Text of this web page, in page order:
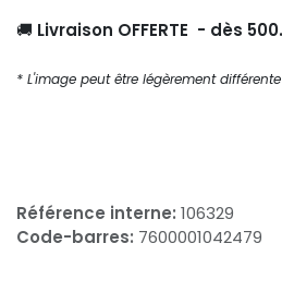
🚚 Livraison OFFERTE - dès
* L'image peut être légèrement
Référence interne: 106329
Code-barres: 7600001042479